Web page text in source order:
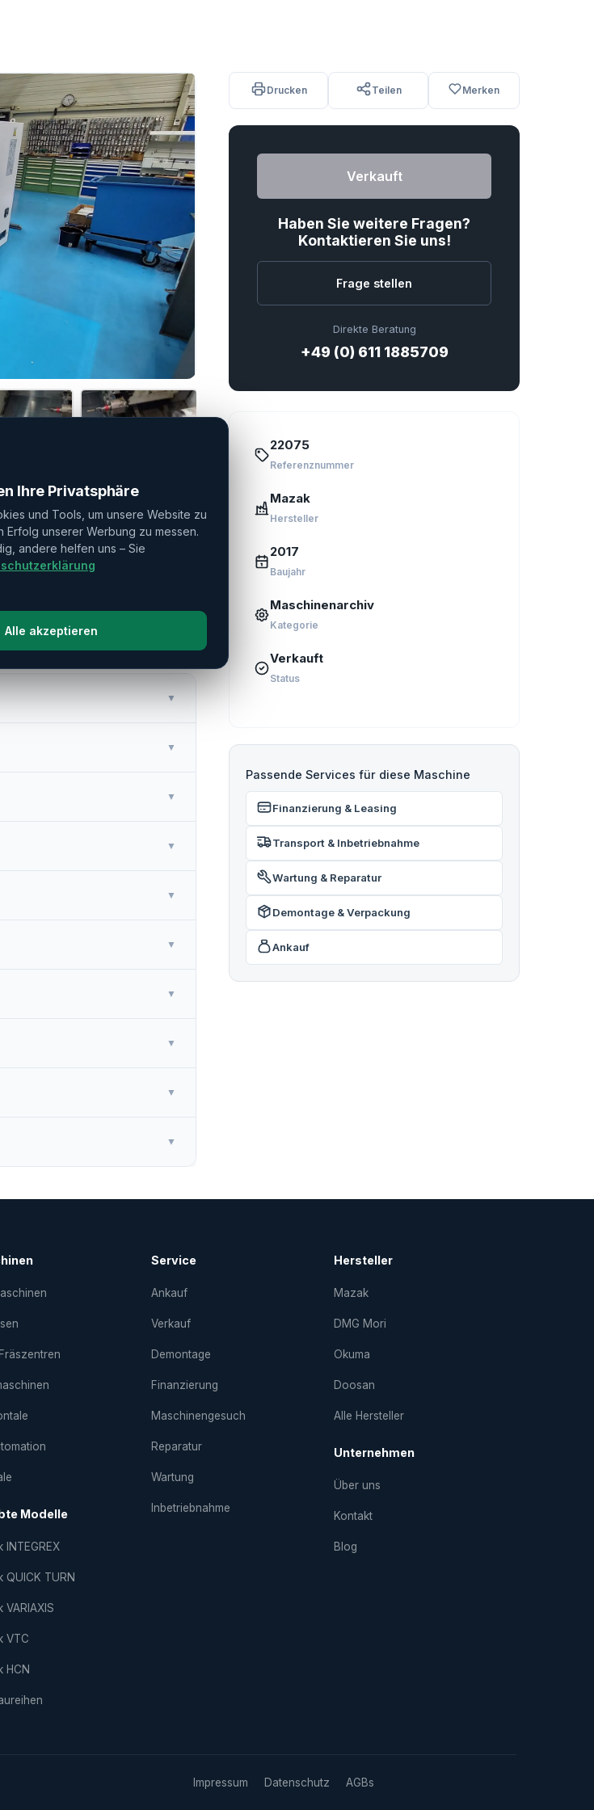
200 MY L
▼
▼
▼
▼
▼
▼
▼
▼
▼
▼
Drucken Teilen Merken
Verkauft
Haben Sie weitere Fragen?
Kontaktieren Sie uns!
Frage stellen
Direkte Beratung
+49 (0) 611 1885709
22075
Referenznummer
Mazak
Hersteller
2017
Baujahr
Maschinenarchiv
Kategorie
Verkauft
Status
Passende Services für diese Maschine
Finanzierung & Leasing
Transport & Inbetriebnahme
Wartung & Reparatur
Demontage & Verpackung
Ankauf
Modelle
INTEGREX
QUICK TURN
VARIAXIS
VTC
HCN
Service
Ankauf
Verkauf
Demontage
Finanzierung
Maschinengesuch
Reparatur
Wartung
Inbetriebnahme
Hersteller
Mazak
DMG Mori
Okuma
Doosan
Alle Hersteller
Unternehmen
Über uns
Kontakt
Blog
Impressum Datenschutz AGBs
Ihre Privatsphäre
und Tools, um unsere Website zu
Erfolg unserer Werbung zu messen.
andere helfen uns – Sie
Alle akzeptieren